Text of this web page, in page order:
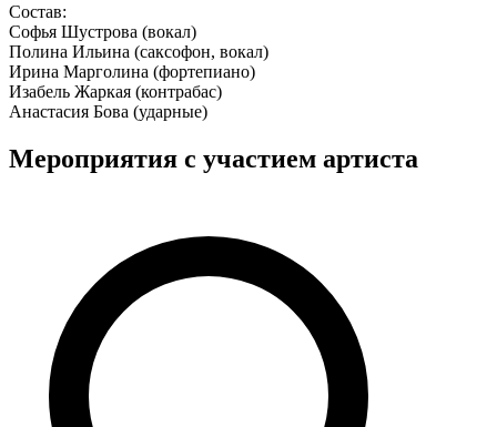
Состав:
Софья Шустрова (вокал)
Полина Ильина (саксофон, вокал)
Ирина Марголина (фортепиано)
Изабель Жаркая (контрабас)
Анастасия Бова (ударные)
Мероприятия с участием артиста